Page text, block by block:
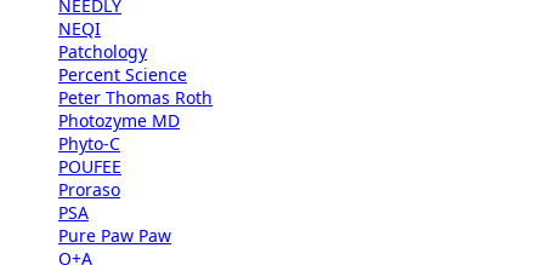
NEEDLY
NEQI
Patchology
Percent Science
Peter Thomas Roth
Photozyme MD
Phyto-C
POUFEE
Proraso
PSA
Pure Paw Paw
Q+A